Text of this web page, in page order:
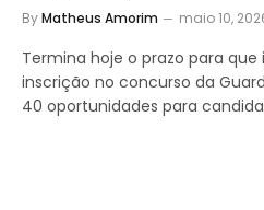
ByMatheus Amorim maio 10,
Termina hoje o prazo para
inscrição no concurso da
40 oportunidades para